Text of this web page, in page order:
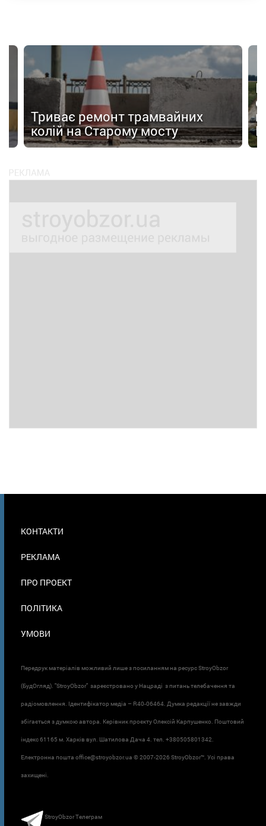
Триває ремонт трамвайних
колій на Старому мосту
В
КОНТАКТИ
РЕКЛАМА
ПРО ПРОЕКТ
ПОЛІТИКА
УМОВИ
Передрук матеріалів можливий лише з посиланням на ресурс StroyObzor
(БудОгляд). "StroyObzor" зареєстровано у Нацраді з питань телебачення та
радіомовлення. Ідентифікатор медіа – R40-06464. Думка редакції не завжди
збігається з думкою автора. Керівник проєкту Олексій Карпушенко. Поштовий
індекс 61165 м. Харків вул. Шатилова Дача 4. тел. +380505801342.
Електронна пошта office@stroyobzor.ua © 2007-2026 StroyObzor™. Усі права
захищені.
StroyObzor Телеграм